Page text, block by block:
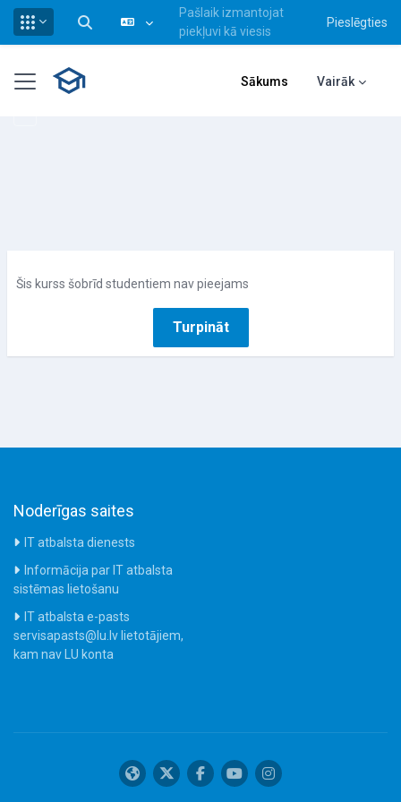
Pārslēgt meklēšanas ievadi
Pašlaik izmantojat
piekļuvi kā viesis
Pieslēgties
Sānu panelis Sākums Vairāk
Šis kurss šobrīd studentiem nav pieejams
Turpināt
Noderīgas saites
IT atbalsta dienests
Informācija par IT atbalsta
sistēmas lietošanu
IT atbalsta e-pasts
servisapasts@lu.lv lietotājiem,
kam nav LU konta